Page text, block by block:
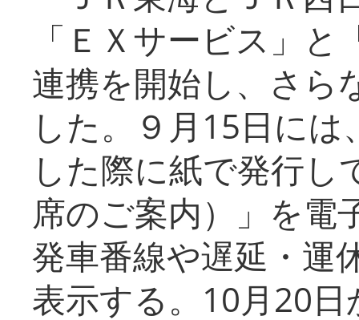
「ＥＸサービス」
連携を開始し、さら
した。９月15日に
した際に紙で発行し
席のご案内）」を電
発車番線や遅延・運
表示する。10月20